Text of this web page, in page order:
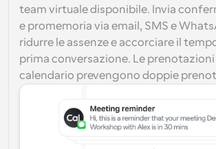
team virtuale disponibile. Invia
e promemoria via email, SMS e
ridurre le assenze e accorciare il
prima conversazione. Le prenotazioni
calendario prevengono doppie